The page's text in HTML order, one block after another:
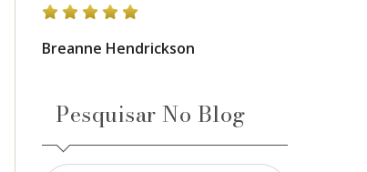
Breanne Hendrickson
Pesquisar No Blog